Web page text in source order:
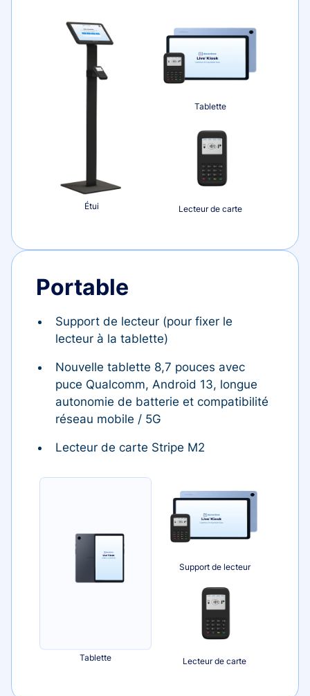
Étui
Tablette
Lecteur de carte
Portable
Support de lecteur (pour fixer le
lecteur à la tablette)
Nouvelle tablette 8,7 pouces avec
puce Qualcomm, Android 13, longue
autonomie de batterie et compatibilité
réseau mobile / 5G
Lecteur de carte Stripe M2
Tablette
Support de lecteur
Lecteur de carte